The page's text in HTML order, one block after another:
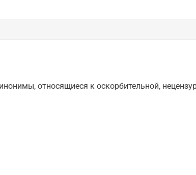
относящиеся к оскорбительной,